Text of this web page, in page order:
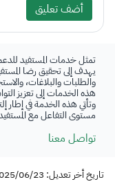
أضف تعليق
تمثل خدمات المستفيد
يهدف إلى تحقيق رضا
والطلبات والبلاغات،
هذه الخدمات إلى تعزيز
وتأتي هذه الخدمة في إطار
مستوى التفاعل مع
تواصل معنا
تاريخ أخر تعديل: 2025/06/23 5:12 م